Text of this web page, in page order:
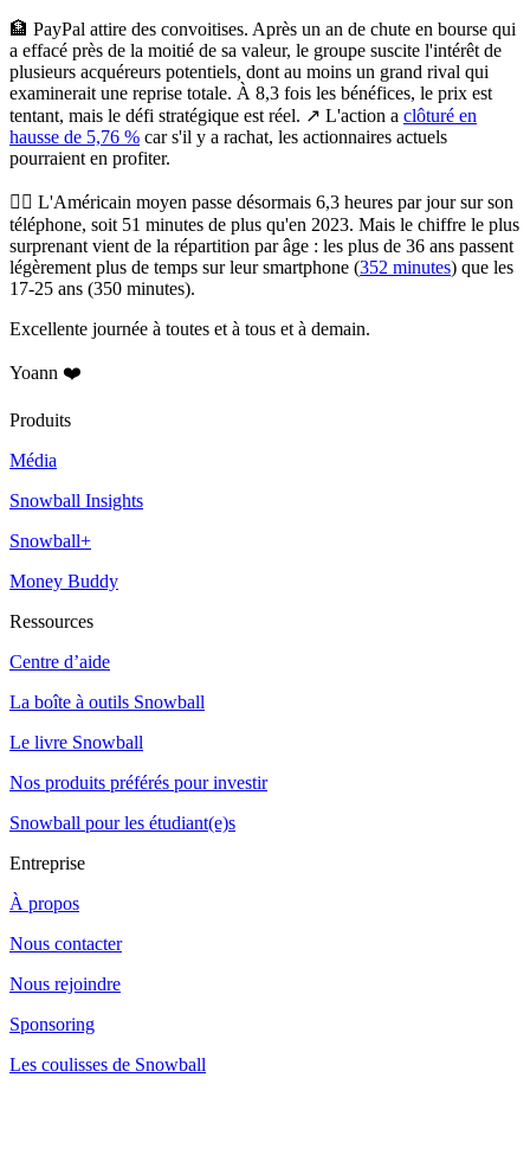
🏦 PayPal attire des convoitises. Après un an de chute en bourse qui
a effacé près de la moitié de sa valeur, le groupe suscite l'intérêt de
plusieurs acquéreurs potentiels, dont au moins un grand rival qui
examinerait une reprise totale. À 8,3 fois les bénéfices, le prix est
tentant, mais le défi stratégique est réel. ↗️ L'action a clôturé en
hausse de 5,76 % car s'il y a rachat, les actionnaires actuels
pourraient en profiter.
😵‍💫 L'Américain moyen passe désormais 6,3 heures par jour sur son
téléphone, soit 51 minutes de plus qu'en 2023. Mais le chiffre le plus
surprenant vient de la répartition par âge : les plus de 36 ans passent
légèrement plus de temps sur leur smartphone (352 minutes) que les
17-25 ans (350 minutes).
Excellente journée à toutes et à tous et à demain.
Yoann ❤️
Produits
Média
Snowball Insights
Snowball+
Money Buddy
Ressources
Centre d’aide
La boîte à outils Snowball
Le livre Snowball
Nos produits préférés pour investir
Snowball pour les étudiant(e)s
Entreprise
À propos
Nous contacter
Nous rejoindre
Sponsoring
Les coulisses de Snowball